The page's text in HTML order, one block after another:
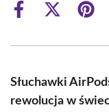
Share
Share
(Twitter)
Słuchawki
rewolucja w